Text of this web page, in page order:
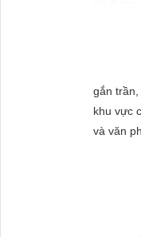
cầu
gắn
khu vực
và văn